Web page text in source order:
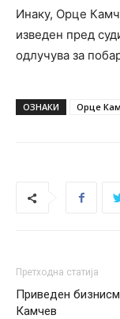
Инаку, Орце
изведен пред
одлучува за
ОЗНАКИ Орце
Претходна статија
Приведен
Камчев